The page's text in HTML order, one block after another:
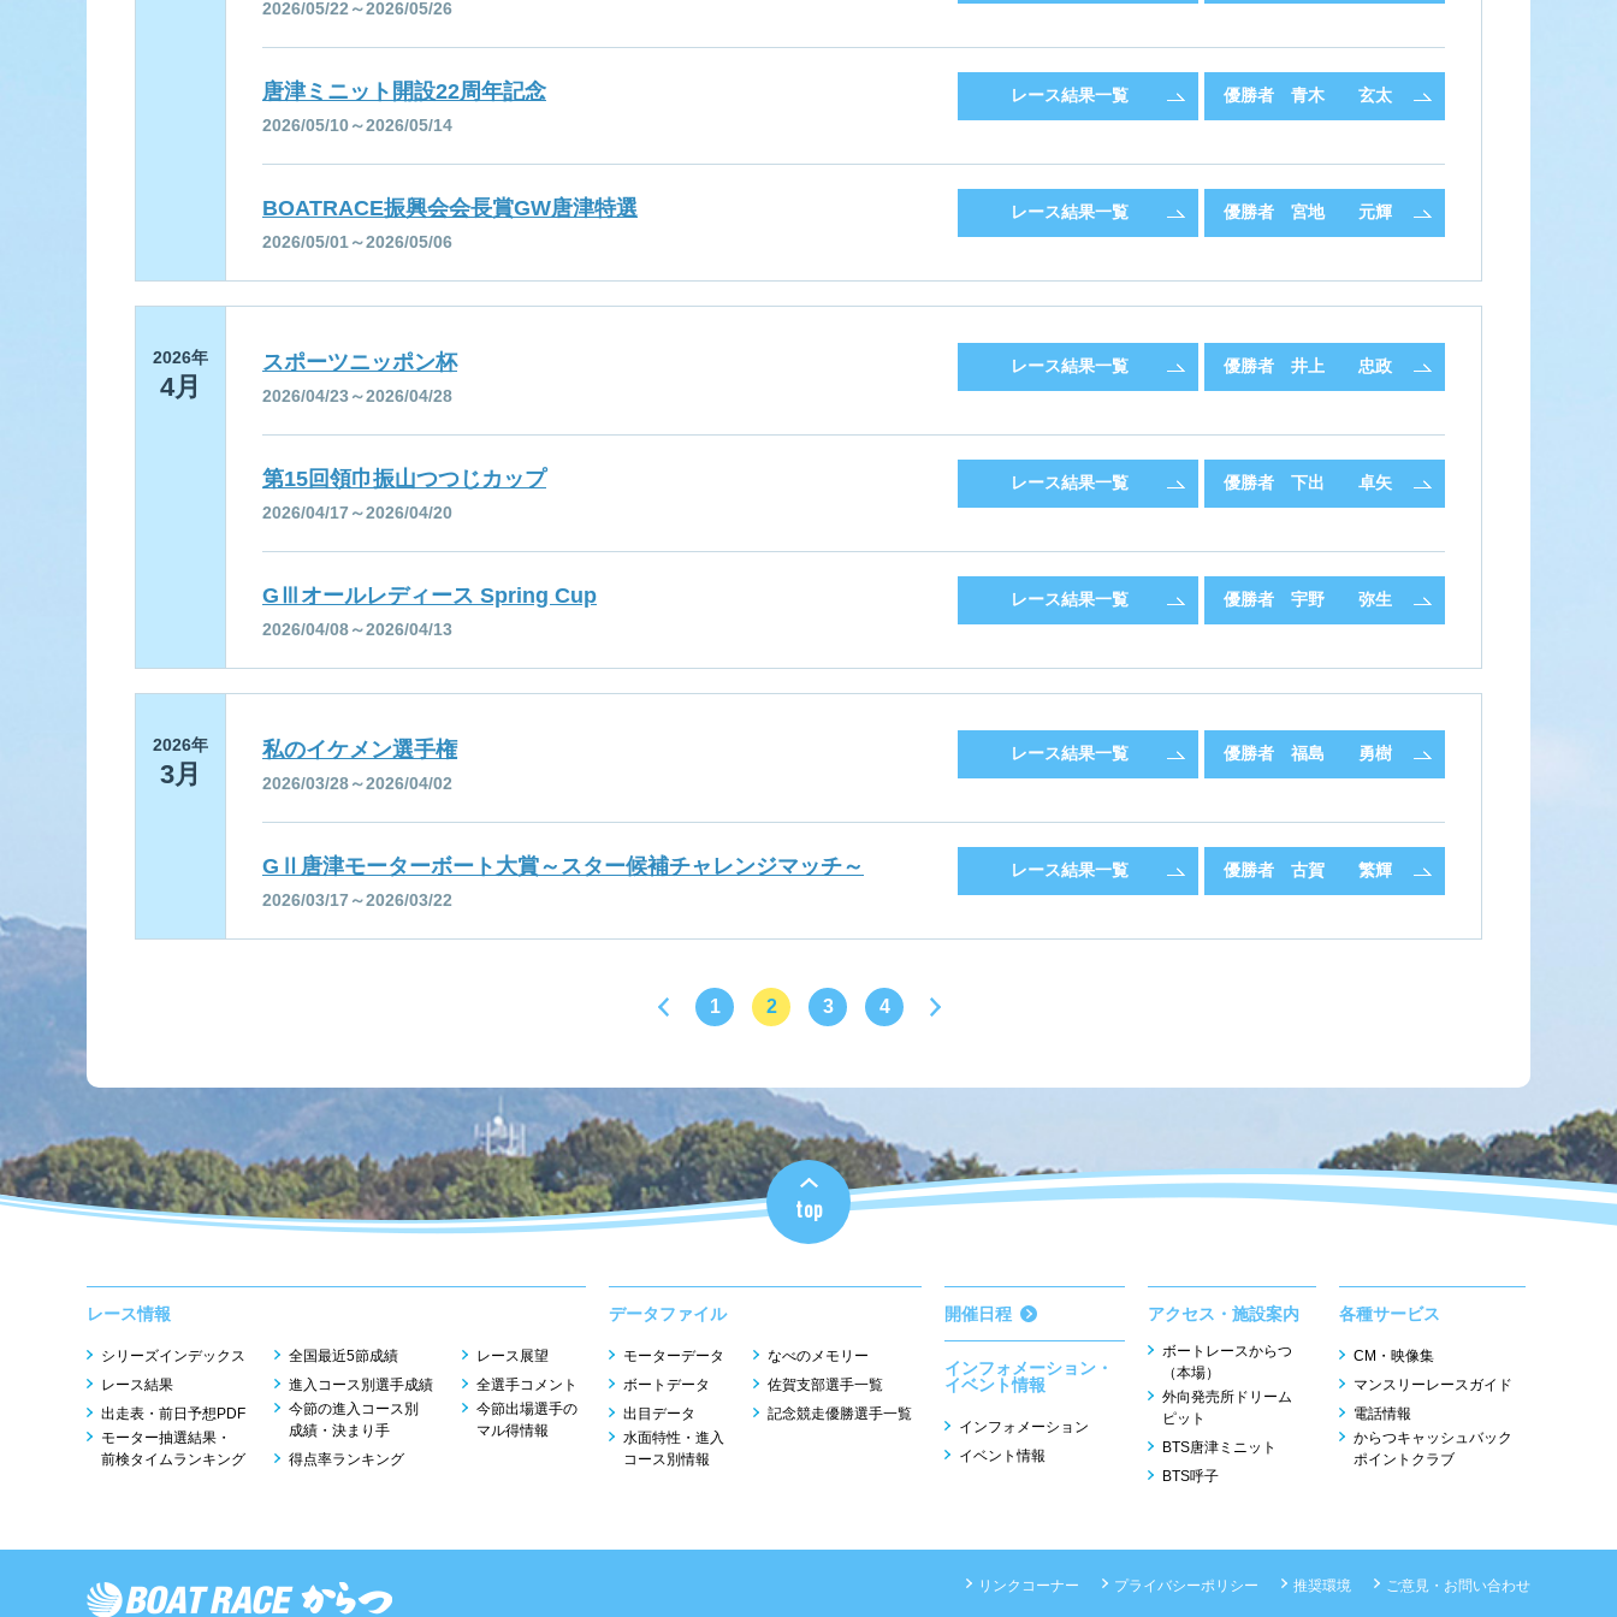
2026/05/22～2026/05/26
唐津ミニット開設22周年記念
2026/05/10～2026/05/14
レース結果一覧 優勝者 青木 玄太
BOATRACE振興会会長賞GW唐津特選
2026/05/01～2026/05/06
レース結果一覧 優勝者 宮地 元輝
2026年
4月
スポーツニッポン杯
2026/04/23～2026/04/28
レース結果一覧 優勝者 井上 忠政
第15回領巾振山つつじカップ
2026/04/17～2026/04/20
レース結果一覧 優勝者 下出 卓矢
GⅢオールレディース Spring Cup
2026/04/08～2026/04/13
レース結果一覧 優勝者 宇野 弥生
2026年
3月
私のイケメン選手権
2026/03/28～2026/04/02
レース結果一覧 優勝者 福島 勇樹
GⅡ唐津モーターボート大賞～スター候補チャレンジマッチ～
2026/03/17～2026/03/22
レース結果一覧 優勝者 古賀 繁輝
1 2 3 4
top
レース情報
シリーズインデックス
レース結果
出走表・前日予想PDF
モーター抽選結果・
前検タイムランキング
全国最近5節成績
進入コース別選手成績
今節の進入コース別
成績・決まり手
得点率ランキング
レース展望
全選手コメント
今節出場選手の
マル得情報
データファイル
モーターデータ
ボートデータ
出目データ
水面特性・進入
コース別情報
なべのメモリー
佐賀支部選手一覧
記念競走優勝選手一覧
開催日程
インフォメーション・
イベント情報
インフォメーション
イベント情報
アクセス・施設案内
ボートレースからつ
（本場）
外向発売所ドリーム
ピット
BTS唐津ミニット
BTS呼子
各種サービス
CM・映像集
マンスリーレースガイド
電話情報
からつキャッシュバック
ポイントクラブ
リンクコーナー プライバシーポリシー 推奨環境 ご意見・お問い合わせ